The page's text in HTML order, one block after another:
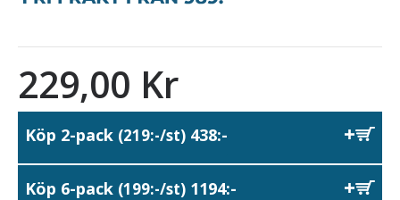
229,00 Kr
Köp 2-pack (219:-/st) 438:-
Köp 6-pack (199:-/st) 1194:-